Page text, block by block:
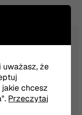
uważasz, że
chcesz
Przeczytaj